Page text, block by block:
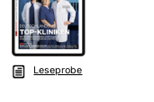
Leseprobe